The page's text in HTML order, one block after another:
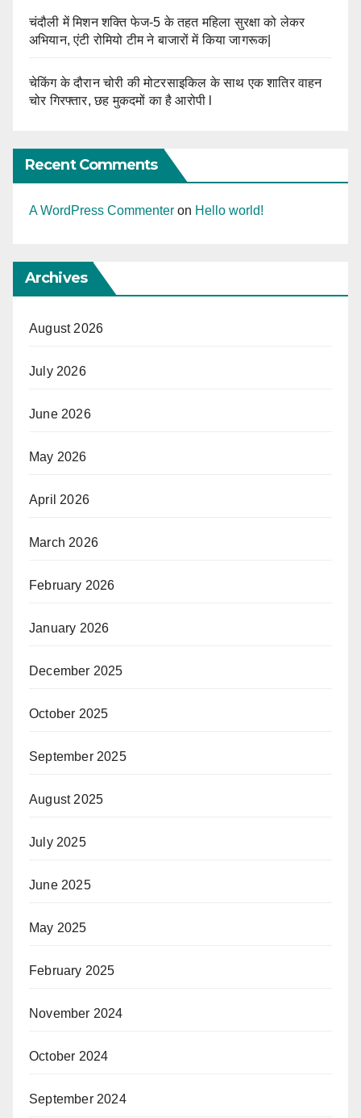
चंदौली में मिशन शक्ति फेज-5 के तहत महिला सुरक्षा को लेकर
अभियान, एंटी रोमियो टीम ने बाजारों में किया जागरूक|
चेकिंग के दौरान चोरी की मोटरसाइकिल के साथ एक शातिर वाहन
चोर गिरफ्तार, छह मुकदमों का है आरोपी l
Recent Comments
A WordPress Commenter on Hello world!
Archives
August 2026
July 2026
June 2026
May 2026
April 2026
March 2026
February 2026
January 2026
December 2025
October 2025
September 2025
August 2025
July 2025
June 2025
May 2025
February 2025
November 2024
October 2024
September 2024